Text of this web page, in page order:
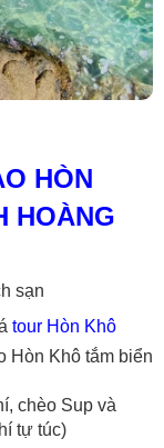
HÒN
HOÀNG
sạn
tour Hòn Khô
Hòn Khô tắm biển
chèo Sup và
tự túc)